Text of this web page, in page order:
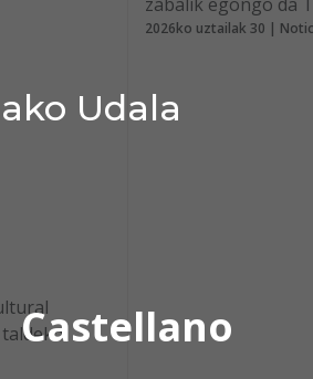
Udala
Castellano
2026ko uztailak 30 |